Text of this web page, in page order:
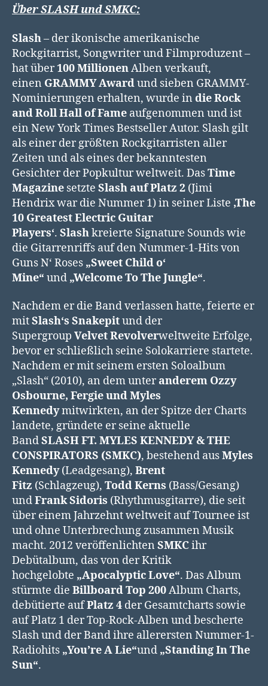
Über SLASH und SMKC:
Slash– der ikonische amerikanische
Rockgitarrist, Songwriter und Filmproduzent –
hat über100 MillionenAlben verkauft,
einen GRAMMY Awardund sieben GRAMMY-
Nominierungen erhalten, wurde in die Rock
and Roll Hall of Fame aufgenommen und ist
ein New York Times Bestseller Autor. Slash gilt
als einer der größten Rockgitarristen aller
Zeiten und als eines der bekanntesten
Gesichter der Popkultur weltweit. DasTime
Magazine setzte Slash auf Platz 2 (Jimi
Hendrix war die Nummer 1) in seiner Liste ‚The
10 Greatest Electric Guitar
Players‘. Slashkreierte Signature Sounds wie
die Gitarrenriffs auf den Nummer-1-Hits von
Guns N‘ Roses „Sweet Child o‘
Mine“ und „Welcome To The Jungle“.
Nachdem er die Band verlassen hatte, feierte er
mitSlash‘s Snakepitund der
Supergroup Velvet Revolverweltweite Erfolge,
bevor er schließlich seine Solokarriere startete.
Nachdem er mit seinem ersten Soloalbum
„Slash“ (2010), an dem unter anderem Ozzy
Osbourne, Fergie und Myles
Kennedymitwirkten, an der Spitze der Charts
landete, gründete er seine aktuelle
BandSLASH FT. MYLES KENNEDY & THE
CONSPIRATORS (SMKC), bestehend ausMyles
Kennedy(Leadgesang), Brent
Fitz (Schlagzeug), ToddKerns (Bass/Gesang)
undFrank Sidoris (Rhythmusgitarre), die seit
über einem Jahrzehnt weltweit auf Tournee ist
und ohne Unterbrechung zusammen Musik
macht. 2012 veröffenlichten SMKCihr
Debütalbum, das von der Kritik
hochgelobte „Apocalyptic Love“. Das Album
stürmte die Billboard Top 200Album Charts,
debütierte aufPlatz 4 der Gesamtcharts sowie
auf Platz 1 der Top-Rock-Alben und bescherte
Slash und der Band ihre allerersten Nummer-1-
Radiohits „You’re A Lie“und „Standing In The
Sun“.